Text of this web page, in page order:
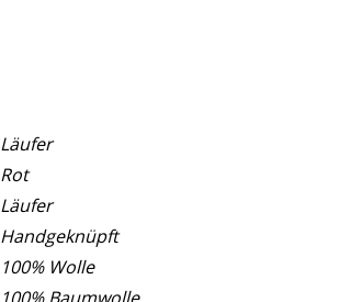
Läufer
Rot
Läufer
Handgeknüpft
100% Wolle